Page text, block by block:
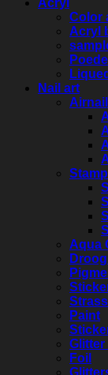
Acryl
Color
Acryl
Liqued
Nail art
Aqua
Strass
Paint
Foil